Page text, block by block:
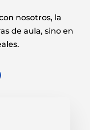
nosotros, la
de aula, sino en